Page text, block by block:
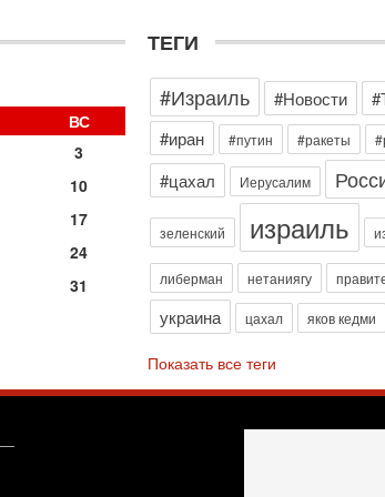
В
ВС
3
10
17
24
31
ТЕГИ
#Израиль
#Новости
#иран
#путин #ракеты
#цахал Иерусалим
зеленский израиль
либерман нетаниягу
украина цахал яков кедми
Показать все теги